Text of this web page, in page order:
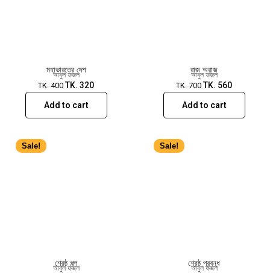
মহাভারতের দেশ
আবুল ফজল
TK.400 TK. 320
Add to cart
রাজ অরাজ
আবুল ফজল
TK.700 TK. 560
Add to cart
Sale!
শ্রেষ্ঠ গল্প
আবুল ফজল
Sale!
শ্রেষ্ঠ প্রবন্ধ
আবুল ফজল